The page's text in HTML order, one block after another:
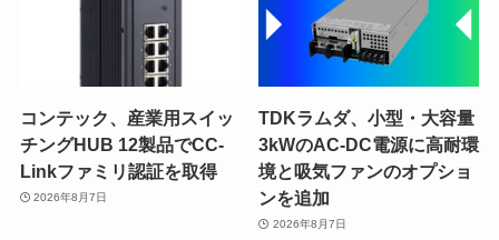
コンテック、産業用スイッ
チングHUB 12製品でCC-
Linkファミリ認証を取得
2026年8月7日
TDKラムダ、小型・大容量
3kWのAC-DC電源に高耐環
境と吸気ファンのオプショ
ンを追加
2026年8月7日